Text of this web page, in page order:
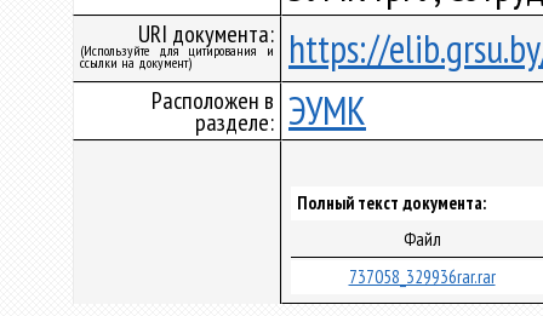
URI документа:
(Используйте для цитирования и
ссылки на документ) https://
Расположен в
разделе: ЭУМК
Полный текст документа:
Файл
737058_329936rar.rar